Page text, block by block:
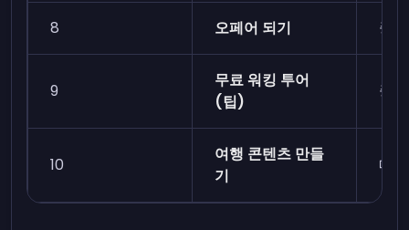
8 오페어 되기 중간
9
무료 워킹 투어
(팁)
중간
10
여행 콘텐츠 만들
기
매